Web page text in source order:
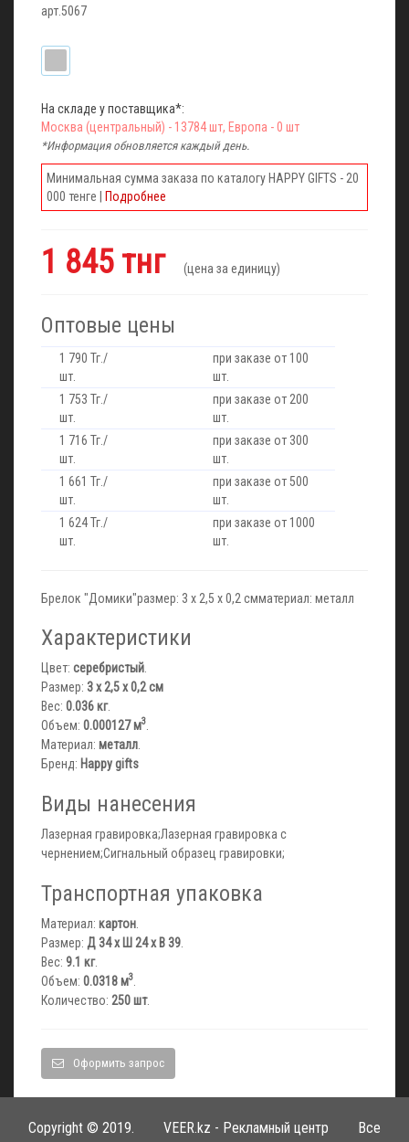
арт.5067
На складе у поставщика*:
Москва (центральный) - 13784 шт, Европа - 0 шт
*Информация обновляется каждый день.
Минимальная сумма заказа по каталогу HAPPY GIFTS - 20
000 тенге |
Подробнее
1 845 тнг (цена за единицу)
Оптовые цены
1 790 Тг./
шт.
при заказе от 100
шт.
1 753 Тг./
шт.
при заказе от 200
шт.
1 716 Тг./
шт.
при заказе от 300
шт.
1 661 Тг./
шт.
при заказе от 500
шт.
1 624 Тг./
шт.
при заказе от 1000
шт.
Брелок "Домики"размер: 3 х 2,5 х 0,2 смматериал: металл
Характеристики
Цвет: серебристый
Размер: 3 х 2,5 х 0,2 см
Вес: 0.036 кг.
Объем: 0.000127 м3
Материал: металл
Бренд: Happy gifts
Виды нанесения
Лазерная гравировка;Лазерная гравировка с
чернением;Сигнальный образец гравировки;
Транспортная упаковка
Материал: картон
Размер: Д 34 x Ш 24 x В 39
Вес: 9.1 кг.
Объем: 0.0318 м3
Количество: 250 шт.
Оформить запрос
Copyright © 2019. VEER.kz - Рекламный центр Все